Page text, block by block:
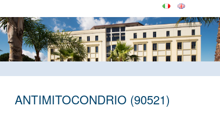
ANTIMITOCONDRIO (90521)